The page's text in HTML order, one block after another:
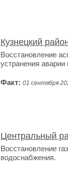
Кузнецкий
Восстановление
устранения
Факт: 01 сентября
Центральный
Восстановление
водоснабжения.